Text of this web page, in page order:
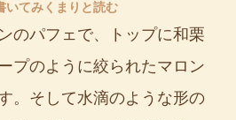
いてみくまりと読む
のパフェで、トップに和栗
プのように絞られたマロン
。そして水滴のような形の